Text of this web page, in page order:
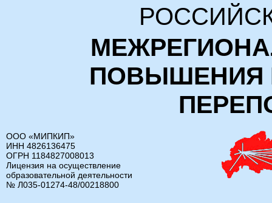
ПОВЫШЕНИЯ
ООО «МИПКИП»
ИНН 4826136475
ОГРН 1184827008013
Лицензия на осуществление
образовательной деятельности
№ Л035-01274-48/00218800